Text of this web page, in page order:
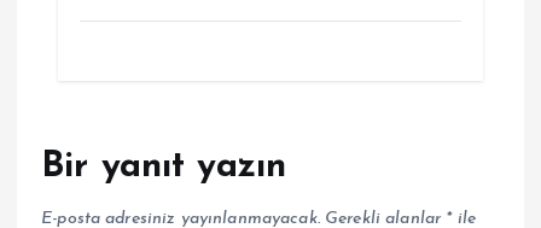
Bir yanıt yazın
E-posta adresiniz yayınlanmayacak. Gerekli alanlar *ile